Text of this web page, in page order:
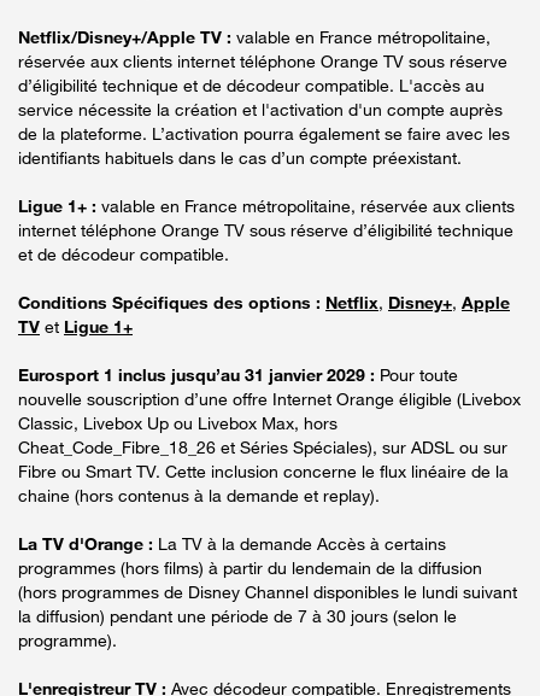
Netflix/Disney+/Apple TV : valable en France métropolitaine,
réservée aux clients internet téléphone Orange TV sous réserve
d’éligibilité technique et de décodeur compatible. L'accès au
service nécessite la création et l'activation d'un compte auprès
de la plateforme. L’activation pourra également se faire avec les
identifiants habituels dans le cas d’un compte préexistant.
Ligue 1+ : valable en France métropolitaine, réservée aux clients
internet téléphone Orange TV sous réserve d’éligibilité technique
et de décodeur compatible.
Conditions Spécifiques des options : Netflix, Disney+, Apple
TV et Ligue 1+
Eurosport 1 inclus jusqu’au 31 janvier 2029 : Pour toute
nouvelle souscription d’une offre Internet Orange éligible (Livebox
Classic, Livebox Up ou Livebox Max, hors
Cheat_Code_Fibre_18_26 et Séries Spéciales), sur ADSL ou sur
Fibre ou Smart TV. Cette inclusion concerne le flux linéaire de la
chaine (hors contenus à la demande et replay).
La TV d'Orange : La TV à la demande Accès à certains
programmes (hors films) à partir du lendemain de la diffusion
(hors programmes de Disney Channel disponibles le lundi suivant
la diffusion) pendant une période de 7 à 30 jours (selon le
programme).
L'enregistreur TV : Avec décodeur compatible. Enregistrements